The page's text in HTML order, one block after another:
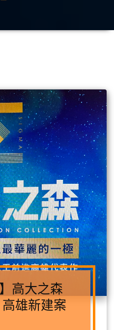
高大之森
雄新建案